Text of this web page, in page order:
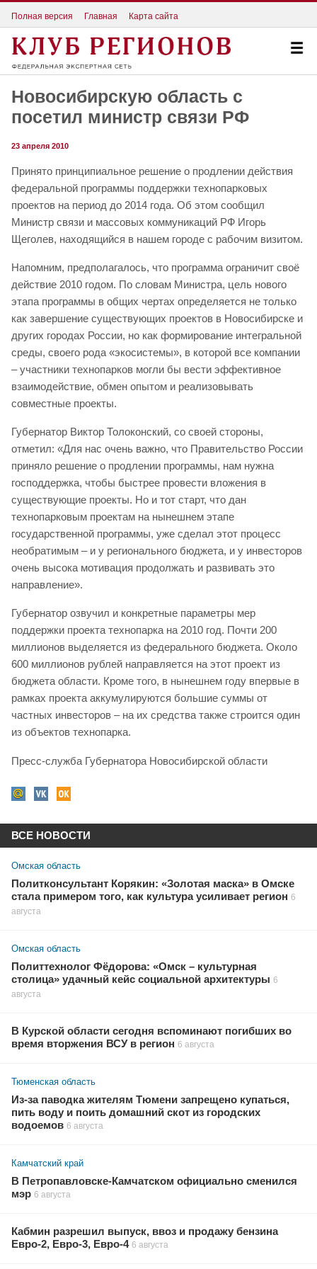
Полная версия Главная Карта сайта
Новосибирскую область с
посетил министр связи РФ
23 апреля 2010
Принято принципиальное решение о продлении действия
федеральной программы поддержки технопарковых
проектов на период до 2014 года. Об этом сообщил
Министр связи и массовых коммуникаций РФ Игорь
Щеголев, находящийся в нашем городе с рабочим визитом.
Напомним, предполагалось, что программа ограничит своё
действие 2010 годом. По словам Министра, цель нового
этапа программы в общих чертах определяется не только
как завершение существующих проектов в Новосибирске и
других городах России, но как формирование интегральной
среды, своего рода «экосистемы», в которой все компании
– участники технопарков могли бы вести эффективное
взаимодействие, обмен опытом и реализовывать
совместные проекты.
Губернатор Виктор Толоконский, со своей стороны,
отметил: «Для нас очень важно, что Правительство России
приняло решение о продлении программы, нам нужна
господдержка, чтобы быстрее провести вложения в
существующие проекты. Но и тот старт, что дан
технопарковым проектам на нынешнем этапе
государственной программы, уже сделал этот процесс
необратимым – и у регионального бюджета, и у инвесторов
очень высока мотивация продолжать и развивать это
направление».
Губернатор озвучил и конкретные параметры мер
поддержки проекта технопарка на 2010 год. Почти 200
миллионов выделяется из федерального бюджета. Около
600 миллионов рублей направляется на этот проект из
бюджета области. Кроме того, в нынешнем году впервые в
рамках проекта аккумулируются большие суммы от
частных инвесторов – на их средства также строится один
из объектов технопарка.
Пресс-служба Губернатора Новосибирской области
ВСЕ НОВОСТИ
Омская область
Политконсультант Корякин: «Золотая маска» в Омске
стала примером того, как культура усиливает регион 6
августа
Омская область
Политтехнолог Фёдорова: «Омск – культурная
столица» удачный кейс социальной архитектуры 6
августа
В Курской области сегодня вспоминают погибших во
время вторжения ВСУ в регион 6 августа
Тюменская область
Из-за паводка жителям Тюмени запрещено купаться,
пить воду и поить домашний скот из городских
водоемов 6 августа
Камчатский край
В Петропавловске-Камчатском официально сменился
мэр 6 августа
Кабмин разрешил выпуск, ввоз и продажу бензина
Евро-2, Евро-3, Евро-4 6 августа